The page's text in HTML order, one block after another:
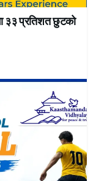
३३ प्रतिशत छुटको